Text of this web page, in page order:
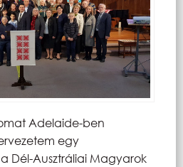
Adelaide-ben
egy
Dél-Ausztráliai Magyarok